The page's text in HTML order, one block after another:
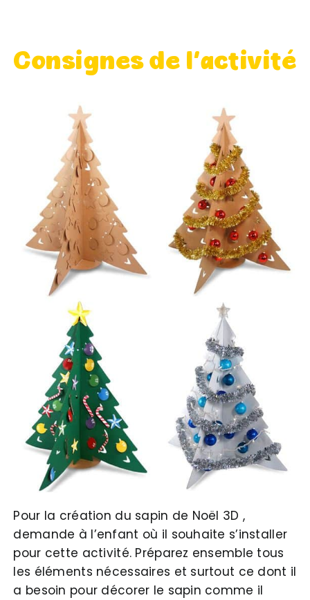
Consignes de l’activité
Pour la création du sapin de Noël 3D ,
demande à l’enfant où il souhaite s’installer
pour cette activité. Préparez ensemble tous
les éléments nécessaires et surtout ce dont il
a besoin pour décorer le sapin comme il